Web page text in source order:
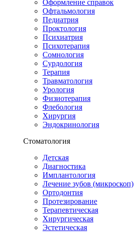
Оформление справок
Офтальмология
Педиатрия
Проктология
Психиатрия
Психотерапия
Сомнология
Сурдология
Терапия
Травматология
Урология
Физиотерапия
Флебология
Хирургия
Эндокринология
Стоматология
Детская
Диагностика
Имплантология
Лечение зубов (микроскоп)
Ортодонтия
Протезирование
Терапевтическая
Хирургическая
Эстетическая